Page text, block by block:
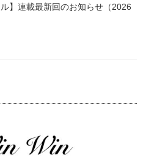
ル】連載最新回のお知らせ（2026